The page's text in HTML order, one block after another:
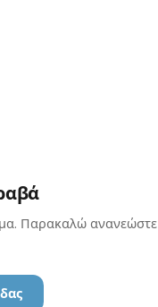
Παρακαλώ ανανεώστε